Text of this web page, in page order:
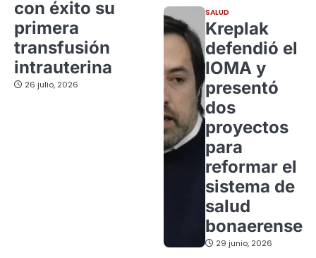
con éxito su
primera
transfusión
intrauterina
26 julio, 2026
SALUD
Kreplak
defendió el
IOMA y
presentó
dos
proyectos
para
reformar el
sistema de
salud
bonaerense
29 junio, 2026